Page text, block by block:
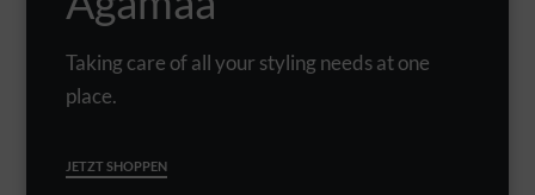
Taking care of all your styling needs at one
place.
JETZT SHOPPEN